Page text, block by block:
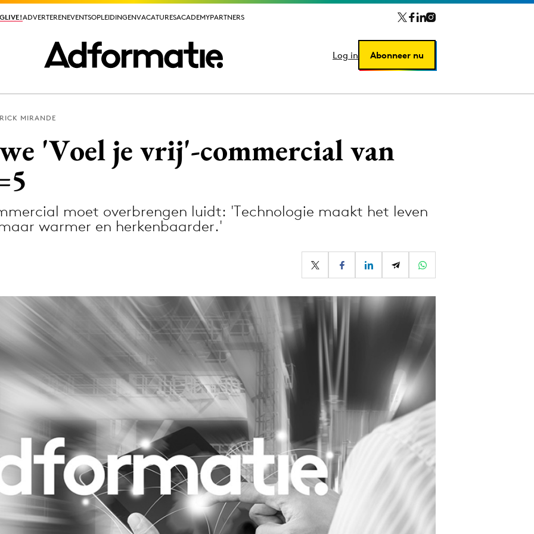
ADVERTERENEVENTSOPLEIDINGENVACATURESACADEMYPARTNERS
Log in Abonneer nu
ADVERTERENEVENTSOPLEIDINGENVACATURESACADEMYPARTNERS
Log in Abonneer nu
Media
Merkstrategie
Reputatie & crisis
MIRANDE
'Voel je vrij'-commercial van
moet overbrengen luidt: 'Technologie maakt het leven
warmer en herkenbaarder.'